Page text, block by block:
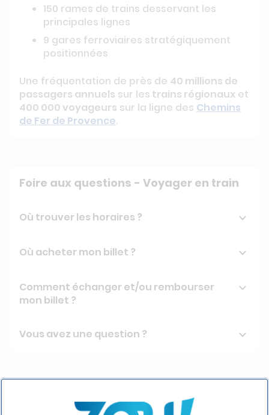
150 rames de trains desservant les
principales lignes
9 gares ferroviaires stratégiquement
positionnées
Une fréquentation de près de 40 millions de
passagers annuels sur les trains régionaux et
400 000 voyageurs sur la ligne des Chemins
de Fer de Provence.
Foire aux questions - Voyager en train
Où trouver les horaires ?
Où acheter mon billet ?
Comment échanger et/ou rembourser
mon billet ?
Vous avez une question ?